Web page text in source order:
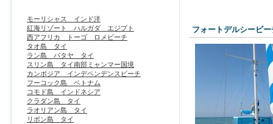
フォートデルシービー
モーリシャス インド洋
紅海リゾート ハルガダ エジプト
西アフリカ トーゴ ロメビーチ
タオ島 タイ
ラン島 パタヤ タイ
スリン島 タイ南部ミャンマー国境
カンボジア インデペンデンスビーチ
フーコック島 ベトナム
コモド島 インドネシア
クラダン島 タイ
ラオリアン島 タイ
リボン島 タイ